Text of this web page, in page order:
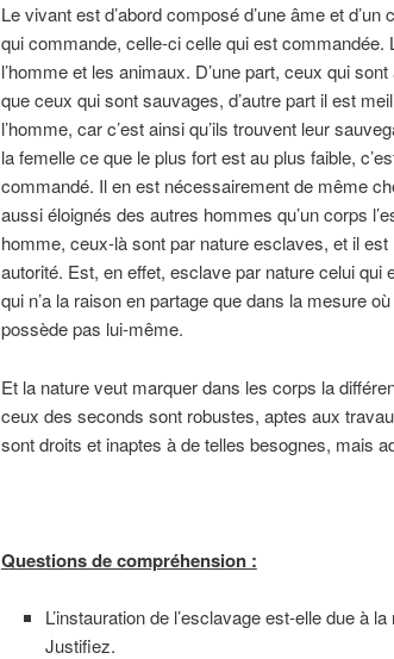
Le vivant est d’abord composé d’une âme et
qui commande, celle-ci celle qui est
l’homme et les animaux. D’une part, ceux qui
que ceux qui sont sauvages, d’autre part il est
l’homme, car c’est ainsi qu’ils trouvent leur
la femelle ce que le plus fort est au plus faible,
commandé. Il en est nécessairement de même
aussi éloignés des autres hommes qu’un corps
homme, ceux-là sont par nature esclaves, et il
autorité. Est, en effet, esclave par nature celui qui
qui n’a la raison en partage que dans la mesure
possède pas lui-même.
Et la nature veut marquer dans les corps la
ceux des seconds sont robustes, aptes aux
sont droits et inaptes à de telles besognes, mais
Questions de compréhension :
L’instauration de l’esclavage est-elle due à
Justifiez.